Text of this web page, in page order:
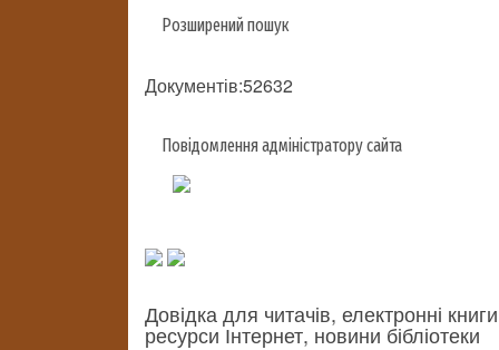
Розширений пошук
Документів:52632
Повідомлення адміністратору сайта
Довідка для читачів, електронні
ресурси Інтернет, новини бібліотеки